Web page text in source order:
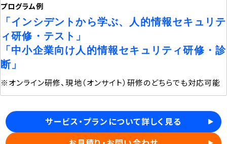
プログラム例
「インシデントから学ぶ、人的情報セキュリテ
ィ研修・テスト」
「中小企業向け人的情報セキュリティ研修・診
断」
※オンライン研修、現地（オンサイト）研修のどちらでも対応可能
サービス・プランについて詳しく見る